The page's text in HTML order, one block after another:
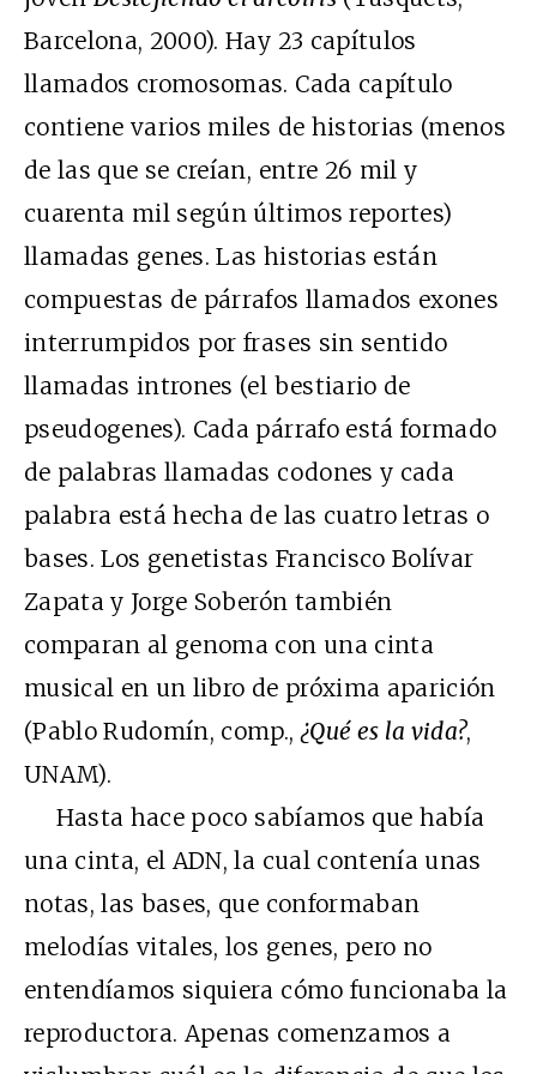
Barcelona, 2000). Hay 23 capítulos
llamados cromosomas. Cada capítulo
contiene varios miles de historias (menos
de las que se creían, entre 26 mil y
cuarenta mil según últimos reportes)
llamadas genes. Las historias están
compuestas de párrafos llamados exones
interrumpidos por frases sin sentido
llamadas intrones (el bestiario de
pseudogenes). Cada párrafo está formado
de palabras llamadas codones y cada
palabra está hecha de las cuatro letras o
bases. Los genetistas Francisco Bolívar
Zapata y Jorge Soberón también
comparan al genoma con una cinta
musical en un libro de próxima aparición
(Pablo Rudomín, comp.,¿Qué es la vida?,
UNAM).
Hasta hace poco sabíamos que había
una cinta, el ADN, la cual contenía unas
notas, las bases, que conformaban
melodías vitales, los genes, pero no
entendíamos siquiera cómo funcionaba la
reproductora. Apenas comenzamos a